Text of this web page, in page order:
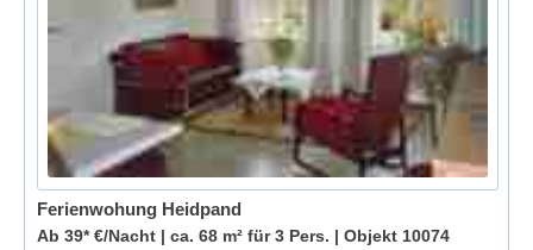
Ferienwohung Heidpand
Ab 39* €/Nacht | ca. 68 m² für 3 Pers. | Objekt 10074